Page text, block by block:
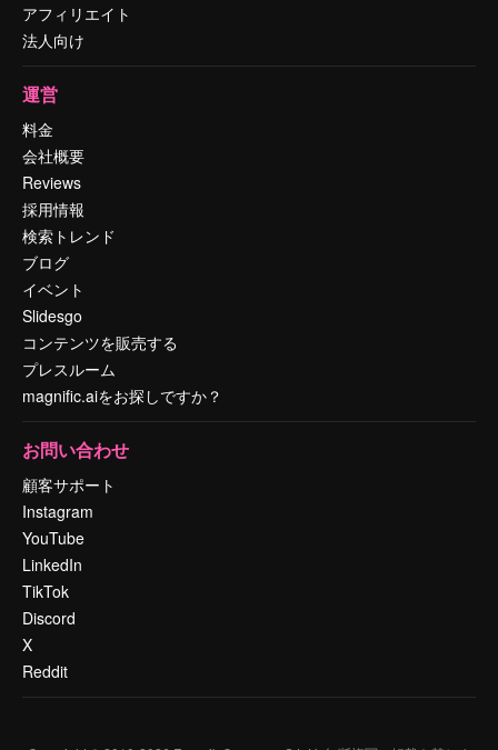
アフィリエイト
法人向け
運営
料金
会社概要
Reviews
採用情報
検索トレンド
ブログ
イベント
Slidesgo
コンテンツを販売する
プレスルーム
magnific.aiをお探しですか？
お問い合わせ
顧客サポート
Instagram
YouTube
LinkedIn
TikTok
Discord
X
Reddit